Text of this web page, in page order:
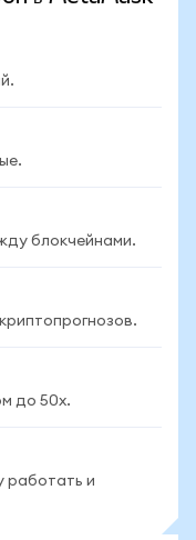
блокчейнами.
до 50x.
работать и